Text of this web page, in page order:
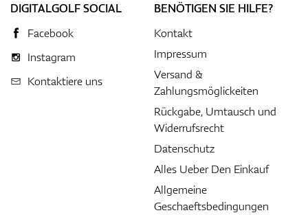
DIGITALGOLF SOCIAL
Facebook
Instagram
Kontaktiere uns
BENÖTIGEN SIE HILFE?
Kontakt
Impressum
Versand &
Zahlungsmöglickeiten
Rückgabe, Umtausch und
Widerrufsrecht
Datenschutz
Alles Ueber Den Einkauf
Allgemeine
Geschaeftsbedingungen